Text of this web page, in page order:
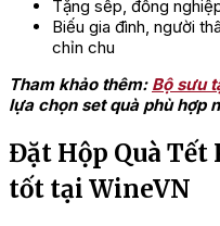
Tặng sếp, đồng
Biếu gia đình, người
chỉn chu
Tham khảo thêm: Bộ sưu
lựa chọn set quà phù hợp
Đặt Hộp Quà Tết
tốt tại WineVN